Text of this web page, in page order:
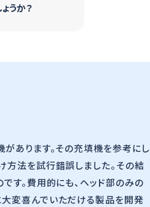
うか？
あります。その充填機を参考にし
方法を試行錯誤しました。その結
す。費用的にも、ヘッド部のみの
変喜んでいただける製品を開発